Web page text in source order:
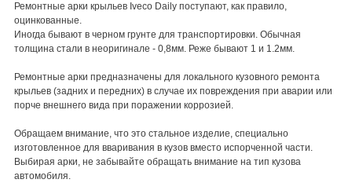
Ремонтные арки крыльев Iveco Daily поступают, как правило,
оцинкованные.
Иногда бывают в черном грунте для транспортировки. Обычная
толщина стали в неоригинале - 0,8мм. Реже бывают 1 и 1.2мм.
Ремонтные арки предназначены для локального кузовного ремонта
крыльев (задних и передних) в случае их повреждения при аварии или
порче внешнего вида при поражении коррозией.
Обращаем внимание, что это стальное изделие, специально
изготовленное для вваривания в кузов вместо испорченной части.
Выбирая арки, не забывайте обращать внимание на тип кузова
автомобиля.